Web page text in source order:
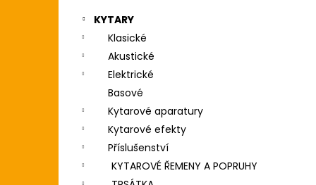
KYTARY
Klasické
Akustické
Elektrické
Basové
Kytarové aparatury
Kytarové efekty
Příslušenství
KYTAROVÉ ŘEMENY A POPRUHY
CASIO CDP S110BK BEZ STOJANU